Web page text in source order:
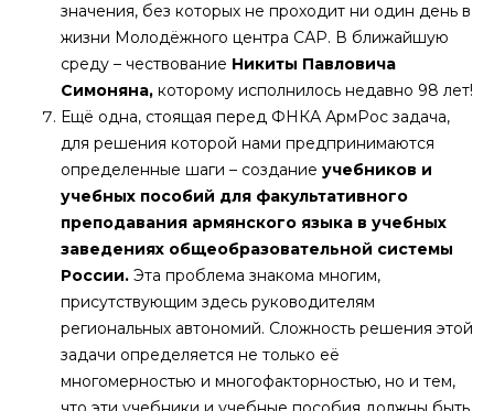
значения, без которых не проходит ни один день в
жизни Молодёжного центра САР. В ближайшую
среду – чествование Никиты Павловича
Симоняна, которому исполнилось недавно 98 лет!
Ещё одна, стоящая перед ФНКА АрмРос задача,
для решения которой нами предпринимаются
определенные шаги – создание учебников и
учебных пособий для факультативного
преподавания армянского языка в учебных
заведениях общеобразовательной системы
России. Эта проблема знакома многим,
присутствующим здесь руководителям
региональных автономий. Сложность решения этой
задачи определяется не только её
многомерностью и многофакторностью, но и тем,